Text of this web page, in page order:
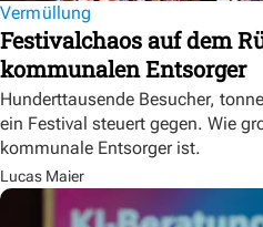
Vermüllung
Festivalchaos auf dem
kommunalen Entsorger
Hunderttausende Besucher,
ein Festival steuert gegen. Wie
kommunale Entsorger ist.
Lucas Maier